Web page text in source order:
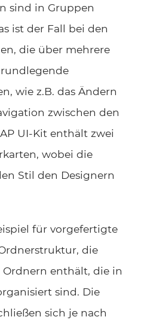
sind in Gruppen
ist der Fall bei den
die über mehrere
wie z.B. das Ändern
zwischen den
UI-Kit enthält zwei
wobei die
Stil den Designern
für vorgefertigte
die
enthält, die in
sind. Die
sich je nach